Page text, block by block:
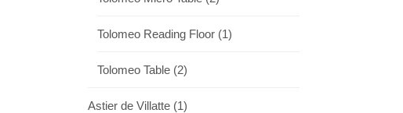
Tolomeo Reading Floor (1)
Tolomeo Table (2)
Astier de Villatte (1)